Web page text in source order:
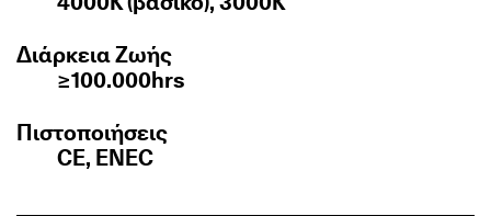
Διάρκεια Ζωής
≥100.000hrs
Πιστοποιήσεις
CE, ENEC